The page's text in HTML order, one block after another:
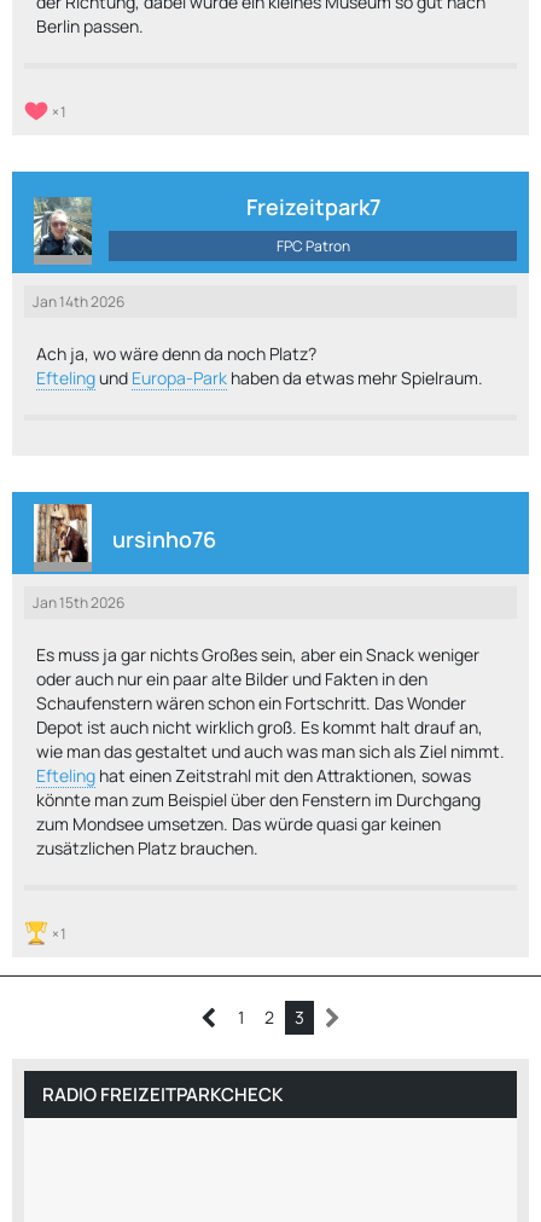
Berlin passen.
1
Freizeitpark7
FPC Patron
Jan 14th 2026
Ach ja, wo wäre denn da noch Platz?
Eftelingund Europa-Park haben da etwas mehr Spielraum.
ursinho76
Jan 15th 2026
Es muss ja gar nichts Großes sein, aber ein Snack weniger
oder auch nur ein paar alte Bilder und Fakten in den
Schaufenstern wären schon ein Fortschritt. Das Wonder
Depot ist auch nicht wirklich groß. Es kommt halt drauf an,
wie man das gestaltet und auch was man sich als Ziel nimmt.
Efteling hat einen Zeitstrahl mit den Attraktionen, sowas
könnte man zum Beispiel über den Fenstern im Durchgang
zum Mondsee umsetzen. Das würde quasi gar keinen
zusätzlichen Platz brauchen.
1
1 2 3
RADIO FREIZEITPARKCHECK